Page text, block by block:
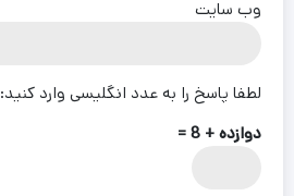
وب‌ سایت
لطفا پاسخ را به عدد انگلیسی وارد کنید:
دوازده + 8 =